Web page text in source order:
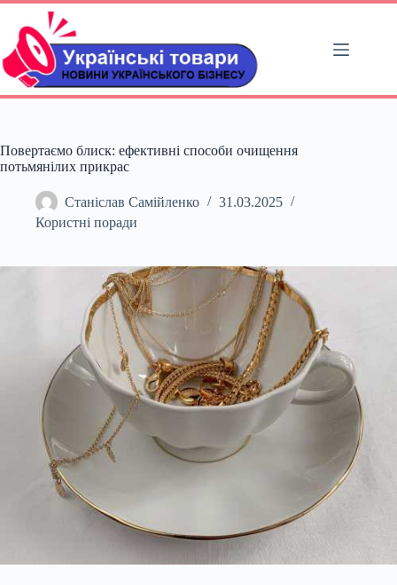
Перейти
вмісту
Повертаємо блиск: ефективні способи очищення
потьмянілих прикрас
Станіслав Самійленко
31.03.2025
Користні поради